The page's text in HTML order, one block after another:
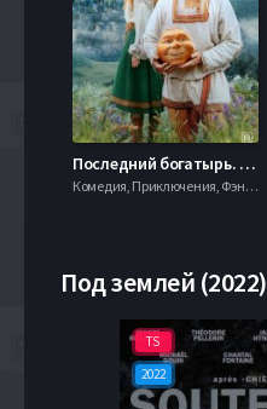
Последний богатырь. Колобок (2026)
Комедия, Приключения, Фэнтези,
Под землей (2022)
TS
2022